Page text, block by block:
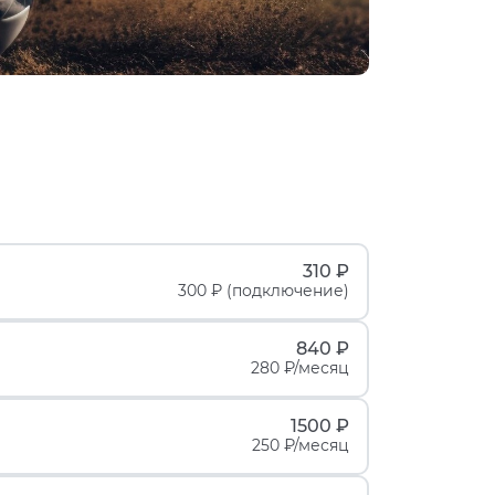
310 ₽
300 ₽ (подключение)
840 ₽
280 ₽/месяц
1500 ₽
250 ₽/месяц